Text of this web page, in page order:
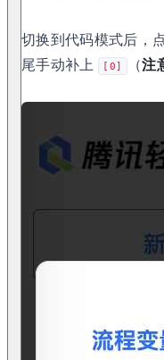
切换到代码模式后，
尾手动补上
[0] （注